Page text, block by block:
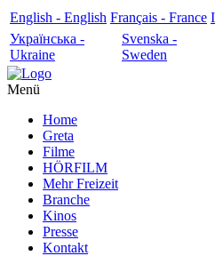
English - English Français - France
Українська -
Ukraine
Svenska -
Sweden
Menü
Home
Greta
Filme
HÖRFILM
Mehr Freizeit
Branche
Kinos
Presse
Kontakt